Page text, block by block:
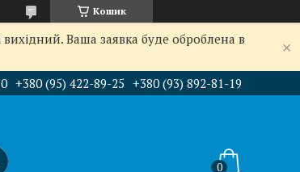
Кошик
Ваша заявка буде оброблена в
+380 (95) 422-89-25 +380 (93) 892-81-19